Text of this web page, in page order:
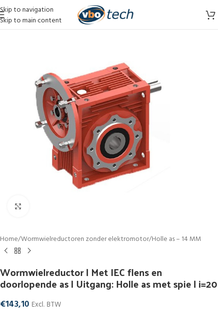
Skip to navigation
Skip to main content
Home/Wormwielreductoren zonder elektromotor/Holle as – 14 MM
Wormwielreductor | Met IEC flens en
doorlopende as | Uitgang: Holle as met spie | i=20
€143,10 Excl. BTW